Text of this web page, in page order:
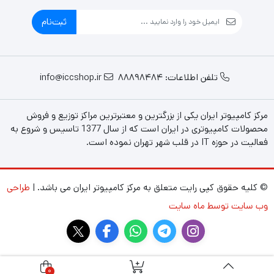
چنین دستگاهی را باید یک کار راه‌انداز همه‌منظوره نامید که هم
می‌توانید اینترنت شما را به چندین طریق تامین کند، هم تماس‌های
صوتی برقرار کند و هم یک روتر بی‌سیم خانگی باکیفیت خوب باشد.
کیفیت قابل قبولی هم برخوردار است.
ثبت‌نام
تلفن اطلاعات: 88898484 info@iccshop.ir
مرکز کامپیوتر ایران یکی از بزرگترین و معتبرترین مراکز توزیع و فروش
محصولات کامپیوتری در ایران است که از سال 1377 تاسیس و شروع به
فعالیت در حوزه IT در قلب شهر تهران نموده است.
© کلیه حقوق کپی رایت متعلق به مرکز کامپیوتر ایران می باشد. | طراحی
وب سایت توسط ماه سایت
0